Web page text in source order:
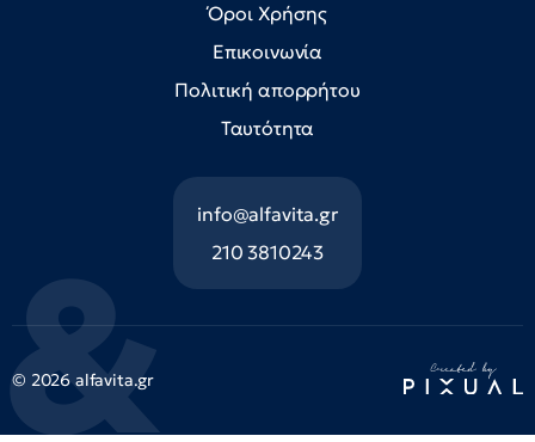
Όροι Χρήσης
Επικοινωνία
Πολιτική απορρήτου
Ταυτότητα
info@alfavita.gr
210 3810243
© 2026 alfavita.gr